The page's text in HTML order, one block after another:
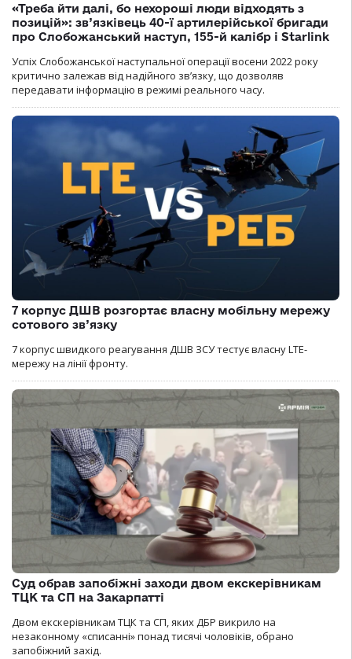
«Треба йти далі, бо нехороші люди відходять з
позицій»: зв’язківець 40-ї артилерійської бригади
про Слобожанський наступ, 155-й калібр і Starlink
Успіх Слобожанської наступальної операції восени 2022 року
критично залежав від надійного зв’язку, що дозволяв
передавати інформацію в режимі реального часу.
7 корпус ДШВ розгортає власну мобільну мережу
сотового зв’язку
7 корпус швидкого реагування ДШВ ЗСУ тестує власну LTE-
мережу на лінії фронту.
Суд обрав запобіжні заходи двом екскерівникам
ТЦК та СП на Закарпатті
Двом екскерівникам ТЦК та СП, яких ДБР викрило на
незаконному «списанні» понад тисячі чоловіків, обрано
запобіжний захід.